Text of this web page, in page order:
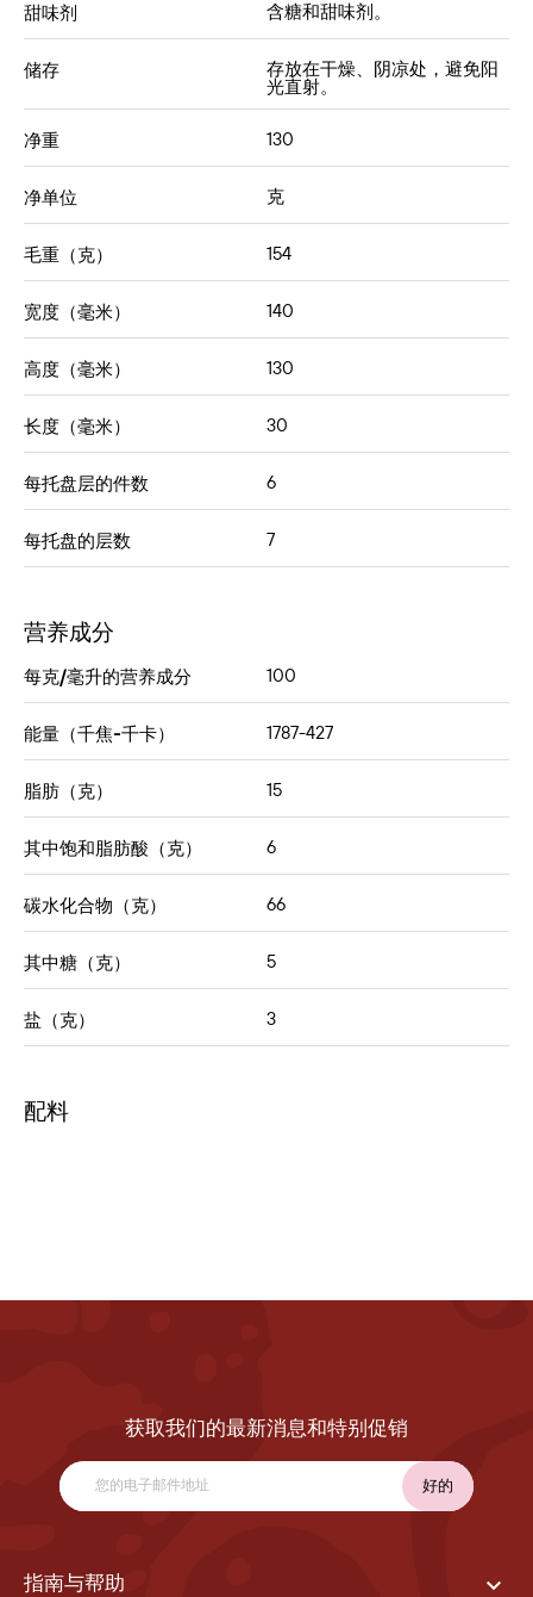
甜味剂 含糖和甜味剂。
储存 存放在干燥、阴凉处，避免阳
光直射。
净重 130
净单位 克
毛重（克） 154
宽度（毫米） 140
高度（毫米） 130
长度（毫米） 30
每托盘层的件数 6
每托盘的层数 7
营养成分
每克/毫升的营养成分 100
能量（千焦-千卡） 1787-427
脂肪（克） 15
其中饱和脂肪酸（克） 6
碳水化合物（克） 66
其中糖（克） 5
盐（克） 3
配料
获取我们的最新消息和特别促销
指南与帮助 